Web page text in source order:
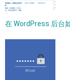
在 WordPress 后台